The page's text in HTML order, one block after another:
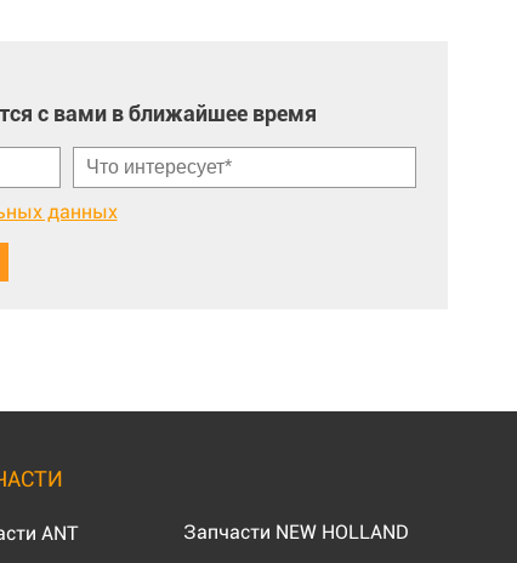
с вами в ближайшее время
данных
ANT
Запчасти NEW HOLLAND